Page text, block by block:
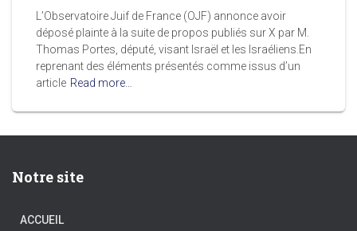
L’Observatoire Juif de France (OJF) annonce avoir
déposé plainte à la suite de propos publiés sur X par M.
Thomas Portes, député, visant Israël et les Israéliens.En
reprenant des éléments présentés comme issus d’un
article Read more…
Notre site
ACCUEIL